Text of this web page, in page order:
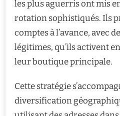
les plus aguerris ont mis
rotation sophistiqués. Ils
comptes à l’avance, avec
légitimes, qu’ils activent
leur boutique principale.
Cette stratégie
diversification